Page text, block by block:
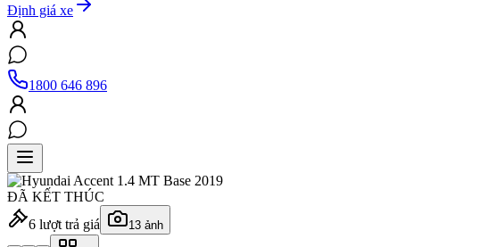
Định giá xe
1800 646 896
ĐÃ KẾT THÚC
6 lượt trả giá 13 ảnh